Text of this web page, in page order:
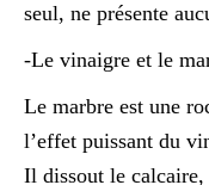
seul, ne présente
-Le vinaigre et le
Le marbre est une
l’effet puissant du
Il dissout le